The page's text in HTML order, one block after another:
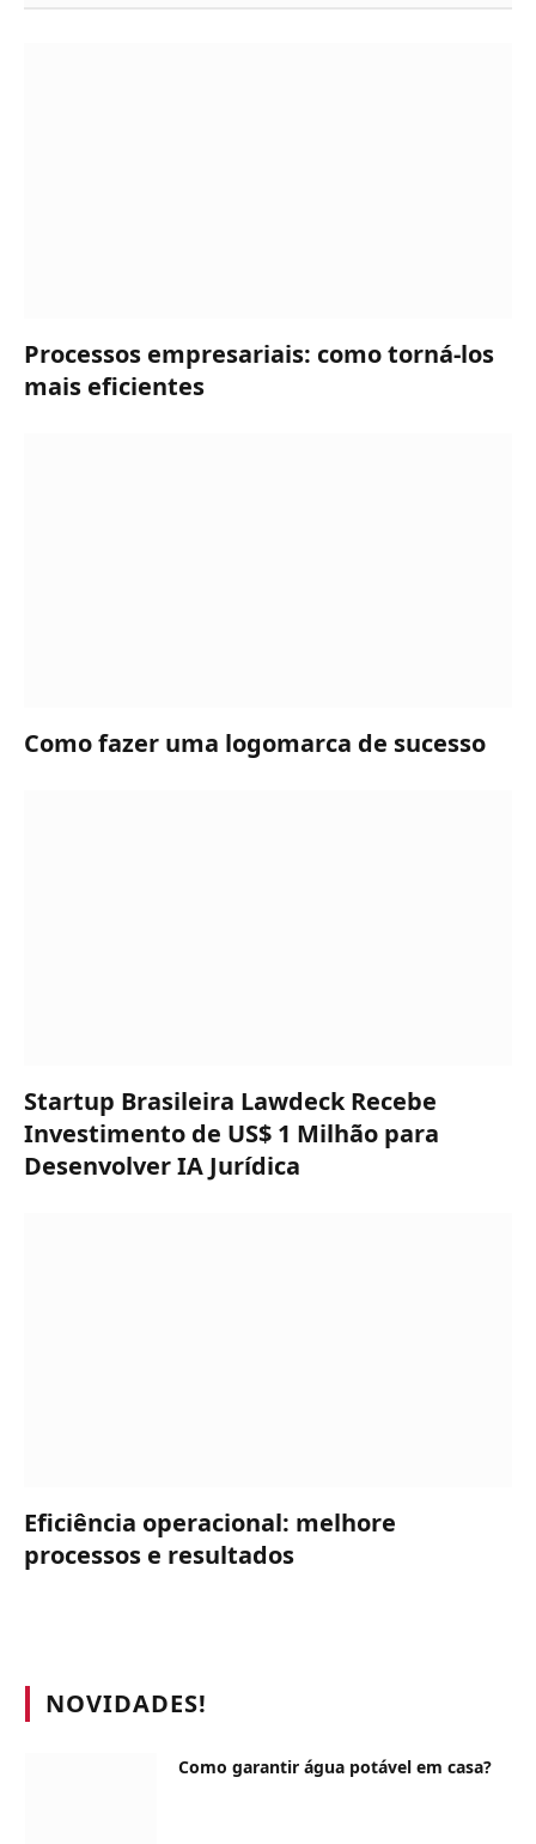
Processos empresariais: como torná-los
mais eficientes
Como fazer uma logomarca de sucesso
Startup Brasileira Lawdeck Recebe
Investimento de US$ 1 Milhão para
Desenvolver IA Jurídica
Eficiência operacional: melhore
processos e resultados
NOVIDADES!
Como garantir água potável em casa?